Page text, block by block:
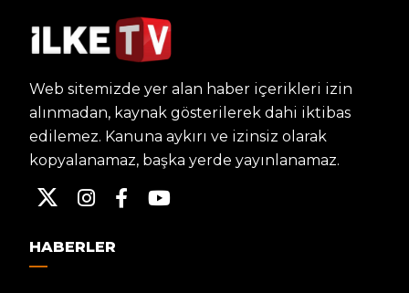
Web sitemizde yer alan haber içerikleri izin
alınmadan, kaynak gösterilerek dahi iktibas
edilemez. Kanuna aykırı ve izinsiz olarak
kopyalanamaz, başka yerde yayınlanamaz.
HABERLER